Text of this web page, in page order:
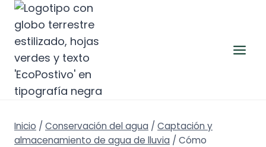
Saltar
contenido
Inicio / Conservación del agua / Captación y
almacenamiento de agua de lluvia / Cómo